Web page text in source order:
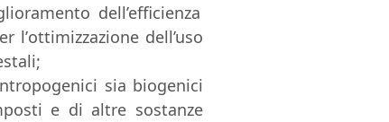
dell’efficienza
l’ottimizzazione dell’uso
;
sia biogenici
e di altre sostanze